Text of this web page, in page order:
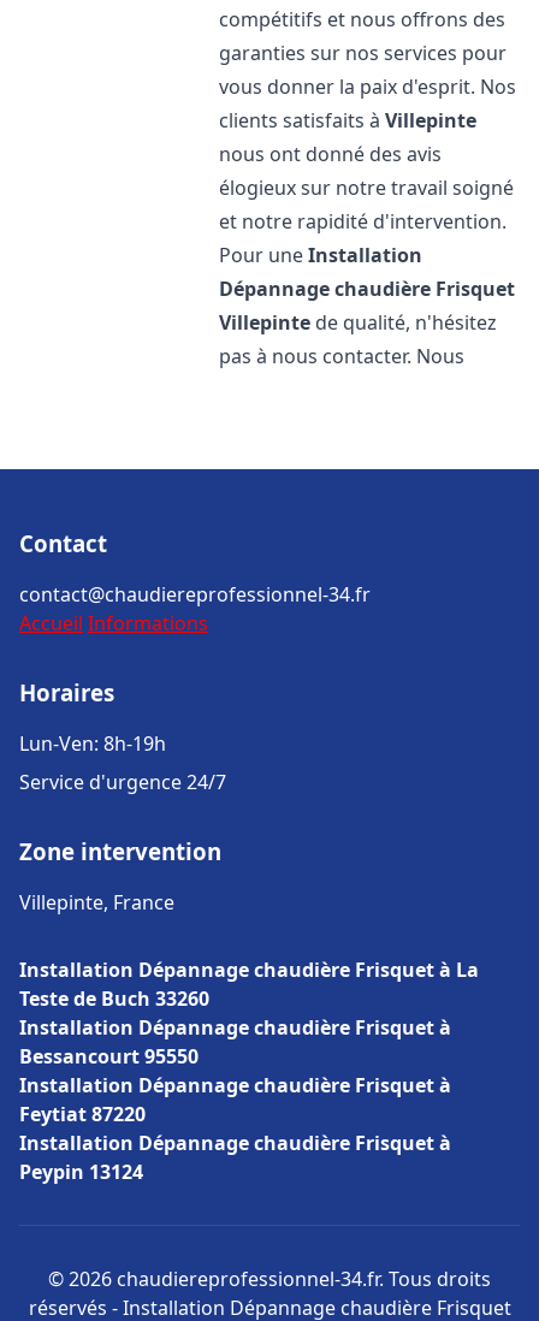
compétitifs et nous offrons des
garanties sur nos services pour
vous donner la paix d'esprit. Nos
clients satisfaits àVillepinte
nous ont donné des avis
élogieux sur notre travail soigné
et notre rapidité d'intervention.
Pour uneInstallation
Dépannage chaudière Frisquet
Villepinte de qualité, n'hésitez
pas à nous contacter. Nous
Contact
contact@chaudiereprofessionnel-34.fr
Accueil Informations
Horaires
Lun-Ven: 8h-19h
Service d'urgence 24/7
Zone intervention
Villepinte, France
Installation Dépannage chaudière Frisquet à La
Teste de Buch 33260
Installation Dépannage chaudière Frisquet à
Bessancourt 95550
Installation Dépannage chaudière Frisquet à
Feytiat 87220
Installation Dépannage chaudière Frisquet à
Peypin 13124
© 2026 chaudiereprofessionnel-34.fr. Tous droits
réservés - Installation Dépannage chaudière Frisquet